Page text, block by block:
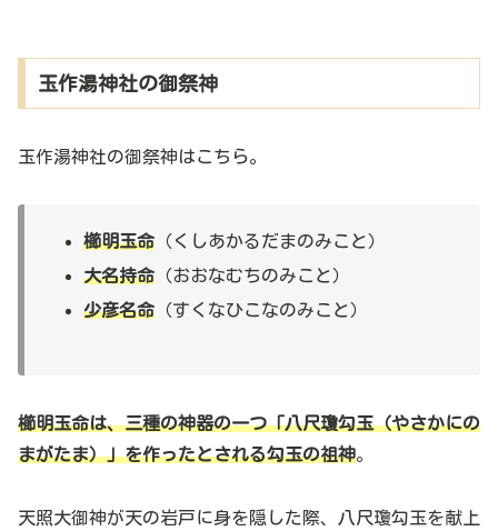
玉作湯神社の御祭神
玉作湯神社の御祭神はこちら。
櫛明玉命 （くしあかるだまのみこと）
大名持命 （おおなむちのみこと）
少彦名命 （すくなひこなのみこと）
櫛明玉命は、三種の神器の一つ「八尺瓊勾玉（やさかにの
まがたま）」を作ったとされる勾玉の祖神。
天照大御神が天の岩戸に身を隠した際、八尺瓊勾玉を献上